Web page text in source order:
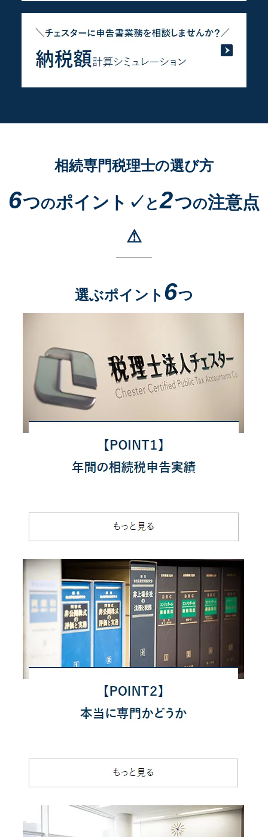
相続専門税理士の選び方
6つのポイント✓ と2つの注意点
⚠
選ぶポイント 6つ